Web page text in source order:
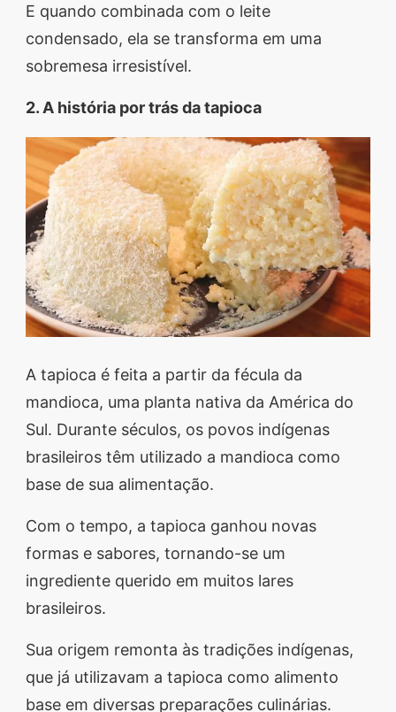
E quando combinada com o leite
condensado, ela se transforma em uma
sobremesa irresistível.
2. A história por trás da tapioca
A tapioca é feita a partir da fécula da
mandioca, uma planta nativa da América do
Sul. Durante séculos, os povos indígenas
brasileiros têm utilizado a mandioca como
base de sua alimentação.
Com o tempo, a tapioca ganhou novas
formas e sabores, tornando-se um
ingrediente querido em muitos lares
brasileiros.
Sua origem remonta às tradições indígenas,
que já utilizavam a tapioca como alimento
base em diversas preparações culinárias.